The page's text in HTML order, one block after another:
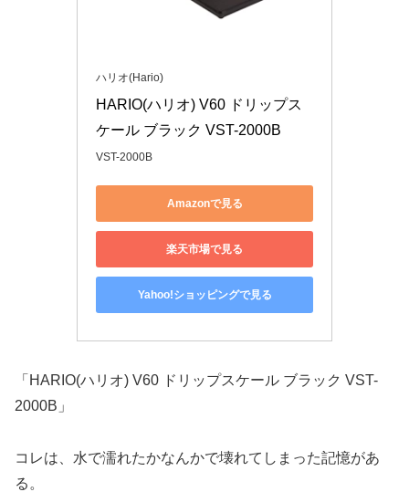
ハリオ(Hario)
HARIO(ハリオ) V60 ドリップス
ケール ブラック VST-2000B
VST-2000B
Amazonで見る
楽天市場で見る
Yahoo!ショッピングで見る
「HARIO(ハリオ) V60 ドリップスケール ブラック VST-
2000B」
コレは、水で濡れたかなんかで壊れてしまった記憶があ
る。